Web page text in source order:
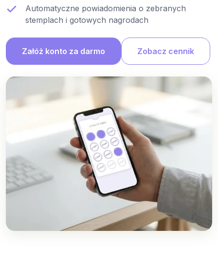
Automatyczne powiadomienia o zebranych
stemplach i gotowych nagrodach
Załóż konto za darmo Zobacz cennik